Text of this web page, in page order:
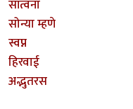
सांत्वना
सोन्या म्हणे
स्वप्न
हिरवाई
अद्भुतरस